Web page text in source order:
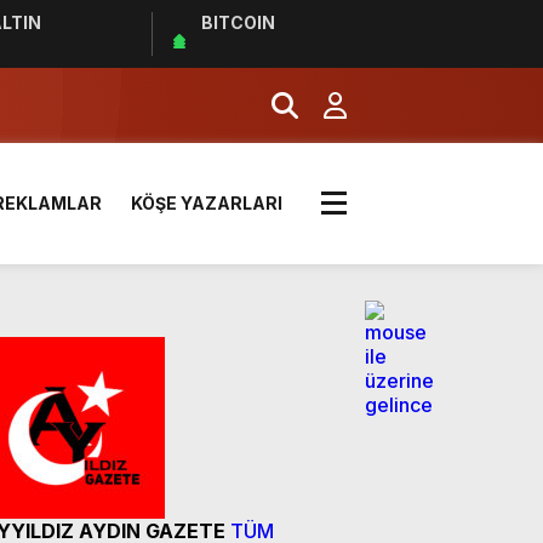
BITCOIN
10 TL!
KÖŞE YAZARLARI
AYDIN GAZETE TÜM